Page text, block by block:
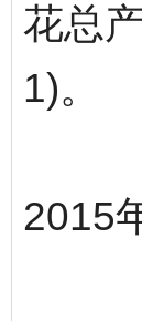
花总
1)。
2015